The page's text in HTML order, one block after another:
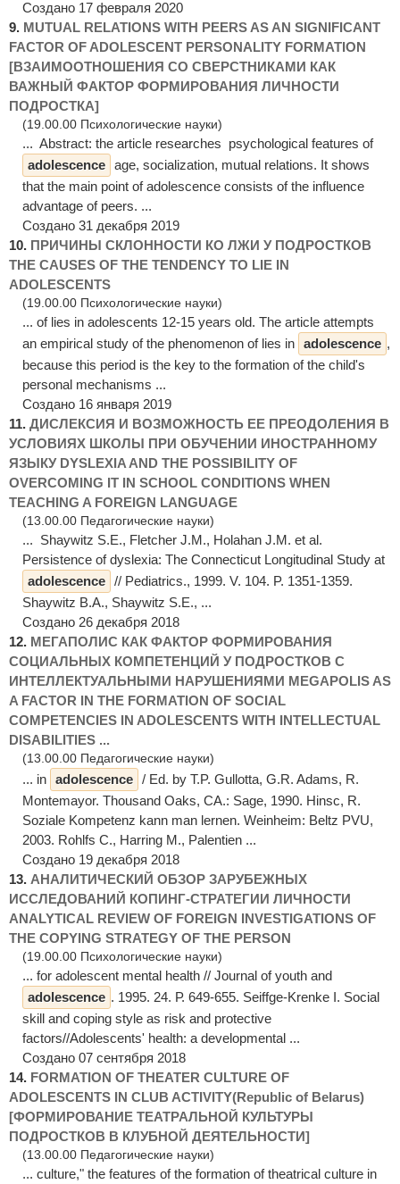
Создано 17 февраля 2020
9. MUTUAL RELATIONS WITH PEERS AS AN SIGNIFICANT
FACTOR OF ADOLESCENT PERSONALITY FORMATION
[ВЗАИМООТНОШЕНИЯ СО СВЕРСТНИКАМИ КАК
ВАЖНЫЙ ФАКТОР ФОРМИРОВАНИЯ ЛИЧНОСТИ
ПОДРОСТКА]
(19.00.00 Психологические науки)
... Abstract: the article researches psychological features of
adolescence age, socialization, mutual relations. It shows
that the main point of adolescence consists of the influence
advantage of peers. ...
Создано 31 декабря 2019
10. ПРИЧИНЫ СКЛОННОСТИ КО ЛЖИ У ПОДРОСТКОВ
THE CAUSES OF THE TENDENCY TO LIE IN
ADOLESCENTS
(19.00.00 Психологические науки)
... of lies in adolescents 12-15 years old. The article attempts
an empirical study of the phenomenon of lies in adolescence ,
because this period is the key to the formation of the child's
personal mechanisms ...
Создано 16 января 2019
11. ДИСЛЕКСИЯ И ВОЗМОЖНОСТЬ ЕЕ ПРЕОДОЛЕНИЯ В
УСЛОВИЯХ ШКОЛЫ ПРИ ОБУЧЕНИИ ИНОСТРАННОМУ
ЯЗЫКУ DYSLEXIA AND THE POSSIBILITY OF
OVERCOMING IT IN SCHOOL CONDITIONS WHEN
TEACHING A FOREIGN LANGUAGE
(13.00.00 Педагогические науки)
... Shaywitz S.E., Fletcher J.M., Holahan J.M. et al.
Persistence of dyslexia: The Connecticut Longitudinal Study at
adolescence // Pediatrics., 1999. V. 104. P. 1351-1359.
Shaywitz B.A., Shaywitz S.E., ...
Создано 26 декабря 2018
12. МЕГАПОЛИС КАК ФАКТОР ФОРМИРОВАНИЯ
СОЦИАЛЬНЫХ КОМПЕТЕНЦИЙ У ПОДРОСТКОВ С
ИНТЕЛЛЕКТУАЛЬНЫМИ НАРУШЕНИЯМИ MEGAPOLIS AS
A FACTOR IN THE FORMATION OF SOCIAL
COMPETENCIES IN ADOLESCENTS WITH INTELLECTUAL
DISABILITIES ...
(13.00.00 Педагогические науки)
... in adolescence / Ed. by T.P. Gullotta, G.R. Adams, R.
Montemayor. Thousand Oaks, CA.: Sage, 1990. Hinsc, R.
Soziale Kompetenz kann man lernen. Weinheim: Beltz PVU,
2003. Rohlfs C., Harring M., Palentien ...
Создано 19 декабря 2018
13. АНАЛИТИЧЕСКИЙ ОБЗОР ЗАРУБЕЖНЫХ
ИССЛЕДОВАНИЙ КОПИНГ-СТРАТЕГИИ ЛИЧНОСТИ
ANALYTICAL REVIEW OF FOREIGN INVESTIGATIONS OF
THE COPYING STRATEGY OF THE PERSON
(19.00.00 Психологические науки)
... for adolescent mental health // Journal of youth and
adolescence . 1995. 24. Р. 649-655. Seiffge-Krenke I. Social
skill and coping style as risk and protective
factors//Adolescents' health: a developmental ...
Создано 07 сентября 2018
14. FORMATION OF THEATER CULTURE OF
ADOLESCENTS IN CLUB ACTIVITY(Republic of Belarus)
[ФОРМИРОВАНИЕ ТЕАТРАЛЬНОЙ КУЛЬТУРЫ
ПОДРОСТКОВ В КЛУБНОЙ ДЕЯТЕЛЬНОСТИ]
(13.00.00 Педагогические науки)
... culture," the features of the formation of theatrical culture in